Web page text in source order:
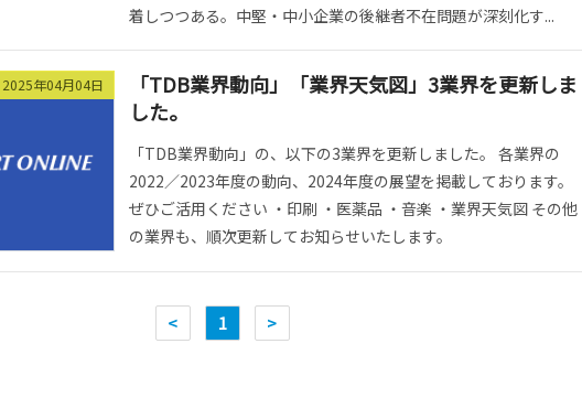
着しつつある。中堅・中小企業の後継者不在問題が深刻化す...
2025年04月04日
「TDB業界動向」「業界天気図」3業界を更新しま
した。
「TDB業界動向」の、以下の3業界を更新しました。 各業界の
2022／2023年度の動向、2024年度の展望を掲載しております。
ぜひご活用ください ・印刷 ・医薬品 ・音楽 ・業界天気図 その他
の業界も、順次更新してお知らせいたします。
< 1 >